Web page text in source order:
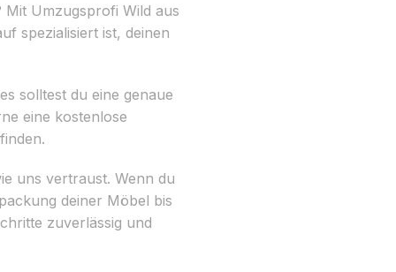
Umzugsprofi Wild aus
spezialisiert ist, deinen
solltest du eine genaue
eine kostenlose
uns vertraust. Wenn du
deiner Möbel bis
zuverlässig und